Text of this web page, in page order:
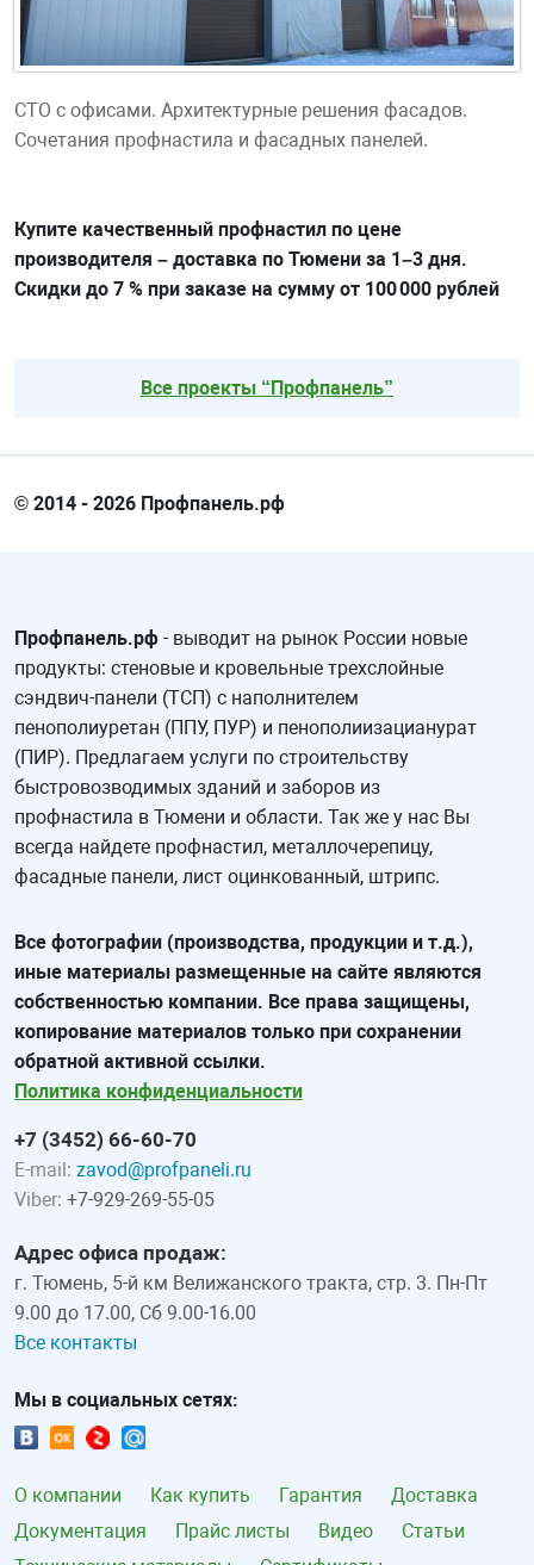
СТО с офисами. Архитектурные решения фасадов.
Сочетания профнастила и фасадных панелей.
Купите качественный профнастил по цене
производителя – доставка по Тюмени за 1–3 дня.
Скидки до 7 % при заказе на сумму от 100 000 рублей
Все проекты “Профпанель”
© 2014 - 2026 Профпанель.рф
Профпанель.рф - выводит на рынок России новые
продукты: стеновые и кровельные трехслойные
сэндвич-панели (ТСП) с наполнителем
пенополиуретан (ППУ, ПУР) и пенополиизацианурат
(ПИР). Предлагаем услуги по строительству
быстровозводимых зданий и заборов из
профнастила в Тюмени и области. Так же у нас Вы
всегда найдете профнастил, металлочерепицу,
фасадные панели, лист оцинкованный, штрипс.
Все фотографии (производства, продукции и т.д.),
иные материалы размещенные на сайте являются
собственностью компании. Все права защищены,
копирование материалов только при сохранении
обратной активной ссылки.
Политика конфиденциальности
+7 (3452) 66-60-70
E-mail: zavod@profpaneli.ru
Viber: +7-929-269-55-05
Адрес офиса продаж:
г. Тюмень, 5-й км Велижанского тракта, стр. 3. Пн-Пт
9.00 до 17.00, Сб 9.00-16.00
Все контакты
Мы в социальных сетях:
О компании Как купить Гарантия
Доставка
Документация
Прайс листы Видео
Статьи